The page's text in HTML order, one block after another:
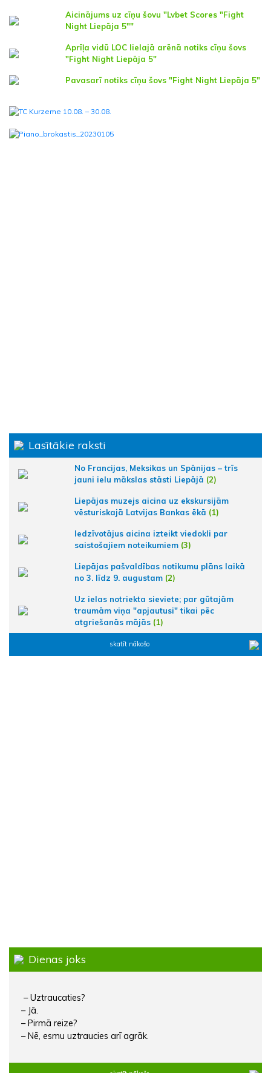
Aicinājums uz cīņu šovu "Lvbet Scores "Fight
Night Liepāja 5""
Aprīļa vidū LOC lielajā arēnā notiks cīņu šovs
"Fight Night Liepāja 5"
Pavasarī notiks cīņu šovs "Fight Night Liepāja 5"
Lasītākie raksti
No Francijas, Meksikas un Spānijas – trīs
jauni ielu mākslas stāsti Liepājā (2)
Liepājas muzejs aicina uz ekskursijām
vēsturiskajā Latvijas Bankas ēkā (1)
Iedzīvotājus aicina izteikt viedokli par
saistošajiem noteikumiem (3)
Liepājas pašvaldības notikumu plāns laikā
no 3. līdz 9. augustam (2)
Uz ielas notriekta sieviete; par gūtajām
traumām viņa "apjautusi" tikai pēc
atgriešanās mājās (1)
skatīt nākošo
Dienas joks
– Uztraucaties?
– Jā.
– Pirmā reize?
– Nē, esmu uztraucies arī agrāk.